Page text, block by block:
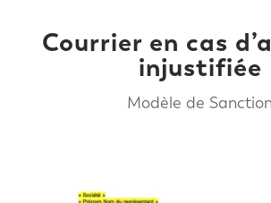
Courrier en cas
injustifiée
Modèle de Sanction